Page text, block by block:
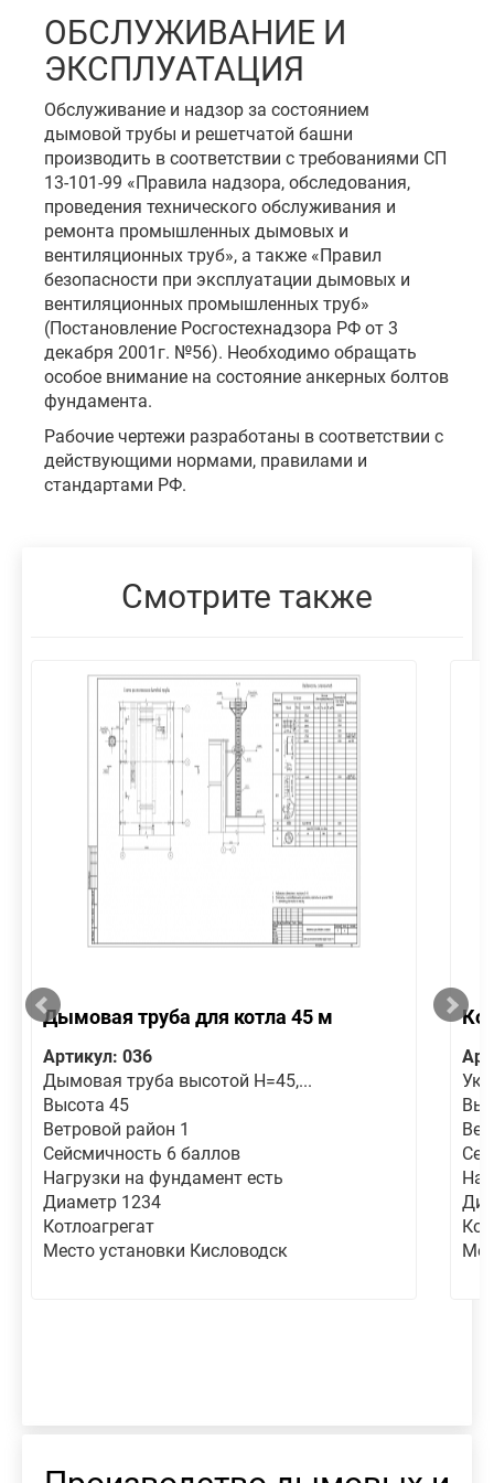
ОБСЛУЖИВАНИЕ И
ЭКСПЛУАТАЦИЯ
Обслуживание и надзор за состоянием
дымовой трубы и решетчатой башни
производить в соответствии с требованиями СП
13-101-99 «Правила надзора, обследования,
проведения технического обслуживания и
ремонта промышленных дымовых и
вентиляционных труб», а также «Правил
безопасности при эксплуатации дымовых и
вентиляционных промышленных труб»
(Постановление Росгостехнадзора РФ от 3
декабря 2001г. №56). Необходимо обращать
особое внимание на состояние анкерных болтов
фундамента.
Рабочие чертежи разработаны в соответствии с
действующими нормами, правилами и
стандартами РФ.
Смотрите также
Дымовая труба для котла 45 м
Артикул: 036
Дымовая труба высотой Н=45,...
Высота 45
Ветровой район 1
Сейсмичность 6 баллов
Нагрузки на фундамент есть
Диаметр 1234
Котлоагрегат
Место установки Кисловодск